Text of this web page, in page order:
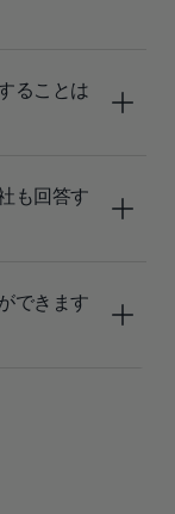
ることは
も回答す
できます